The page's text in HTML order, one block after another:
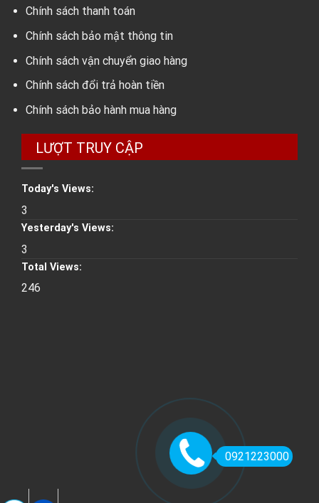
Chính sách thanh toán
Chính sách bảo mật thông tin
Chính sách vận chuyển giao hàng
Chính sách đổi trả hoàn tiền
Chính sách bảo hành mua hàng
LƯỢT TRUY CẬP
Today's Views:
3
Yesterday's Views:
3
Total Views:
246
0921223000